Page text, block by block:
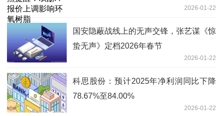
2026-01-22
国安隐蔽战线上的无声交锋，张艺谋《惊
蛰无声》定档2026年春节
2026-01-22
科思股份：预计2025年净利润同比下降
78.67%至84.00%
2026-01-22